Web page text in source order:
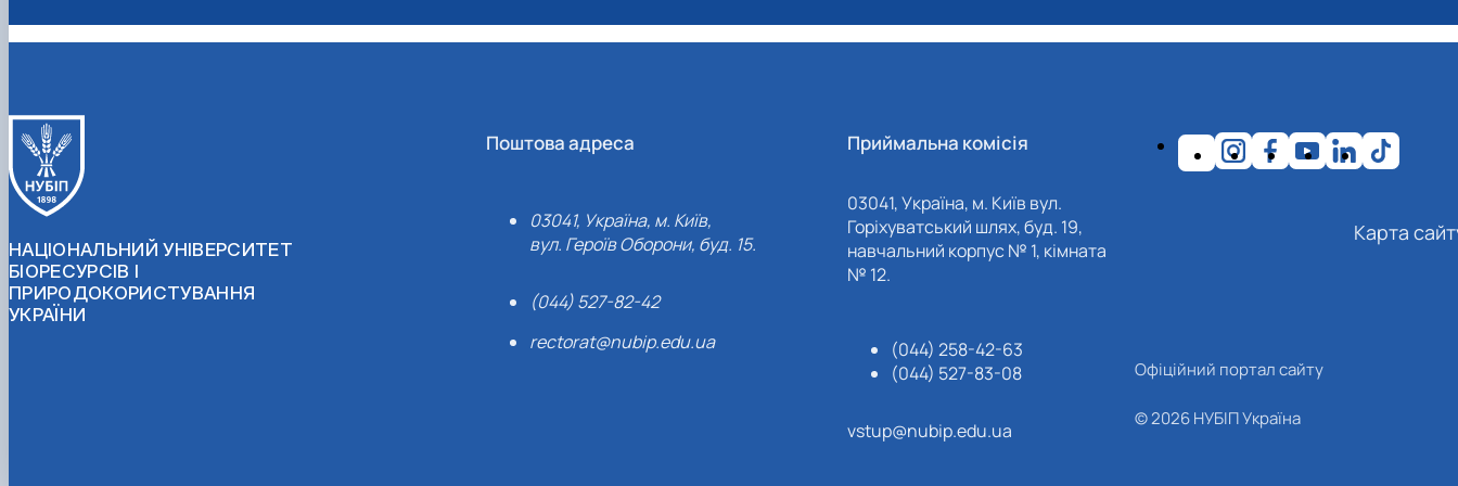
НАЦІОНАЛЬНИЙ УНІВЕРСИТЕТ
БІОРЕСУРСІВ І
ПРИРОДОКОРИСТУВАННЯ
УКРАЇНИ
Поштова адреса
03041, Україна, м. Київ,
вул. Героїв Оборони, буд. 15.
(044) 527-82-42
rectorat@nubip.edu.ua
Приймальна комісія
03041, Україна, м. Київ вул.
Горіхуватський шлях, буд. 19,
навчальний корпус № 1, кімната
№ 12.
(044) 258-42-63
(044) 527-83-08
vstup@nubip.edu.ua
Карта
Офіційний портал сайту
© 2026 НУБІП Україна